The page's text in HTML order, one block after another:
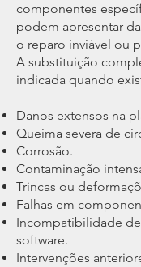
componentes
podem apresentar
o reparo inviável ou
A substituição
indicada quando
Danos extensos na
Queima severa de
Corrosão.
Contaminação
Trincas ou
Falhas em
Incompatibilidade
software.
Intervenções